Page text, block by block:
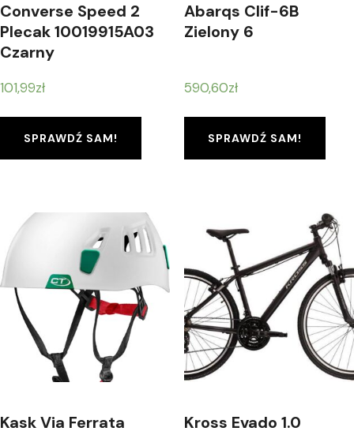
Converse Speed 2
Plecak 10019915A03
Czarny
101,99zł
SPRAWDŹ SAM!
Abarqs Clif-6B
Zielony 6
590,60zł
SPRAWDŹ SAM!
Kask Via Ferrata
Kross Evado 1.0